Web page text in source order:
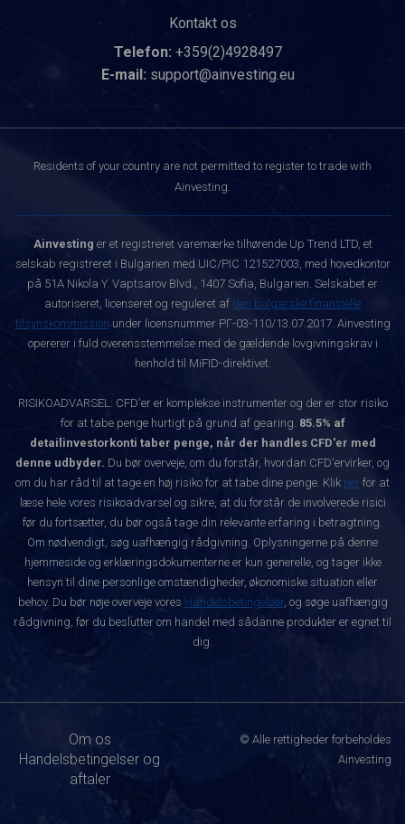
Kontakt os
Telefon: +359(2)4928497
E-mail: support@ainvesting.eu
Residents of your country are not permitted to register to trade with
Ainvesting.
Ainvesting er et registreret varemærke tilhørende Up Trend LTD, et
selskab registreret i Bulgarien med UIC/PIC 121527003, med hovedkontor
på 51A Nikola Y. Vaptsarov Blvd., 1407 Sofia, Bulgarien. Selskabet er
autoriseret, licenseret og reguleret af den bulgarske finansielle
tilsynskommission under licensnummer РГ-03-110/13.07.2017. Ainvesting
opererer i fuld overensstemmelse med de gældende lovgivningskrav i
henhold til MiFID-direktivet.
RISIKOADVARSEL: CFD'er er komplekse instrumenter og der er stor risiko
for at tabe penge hurtigt på grund af gearing. 85.5% af
detailinvestorkonti taber penge, når der handles CFD'er med
denne udbyder. Du bør overveje, om du forstår, hvordan CFD'ervirker, og
om du har råd til at tage en høj risiko for at tabe dine penge. Klik her for at
læse hele vores risikoadvarsel og sikre, at du forstår de involverede risici
før du fortsætter, du bør også tage din relevante erfaring i betragtning.
Om nødvendigt, søg uafhængig rådgivning. Oplysningerne på denne
hjemmeside og erklæringsdokumenterne er kun generelle, og tager ikke
hensyn til dine personlige omstændigheder, økonomiske situation eller
behov. Du bør nøje overveje vores Handelsbetingelser, og søge uafhængig
rådgivning, før du beslutter om handel med sådanne produkter er egnet til
dig.
Om os
Handelsbetingelser og
aftaler
© Alle rettigheder forbeholdes
Ainvesting